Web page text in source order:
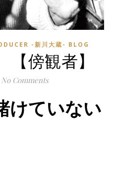
-新川大蔵- BLOG
傍観者】
No Comments
けていない